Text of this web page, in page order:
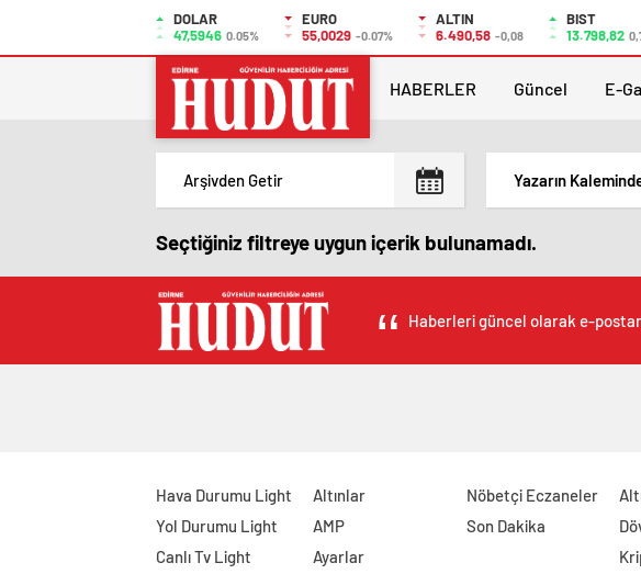
DOLAR
47,5946 0.05%
EURO
55,0029 -0.07%
ALTIN
6.490,58 -0,08
BIST
13.798,82
HABERLER Güncel E-
Yazarın
Seçtiğiniz filtreye uygun içerik bulunamadı.
Haberleri güncel olarak e-
Hava Durumu Light
Yol Durumu Light
Canlı Tv Light
Altınlar
AMP
Ayarlar
Nöbetçi Eczaneler
Son Dakika